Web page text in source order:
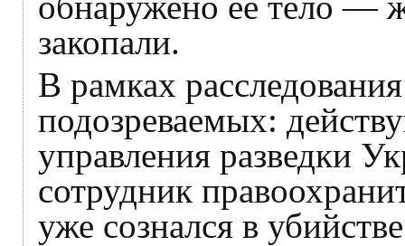
закопали.
В рамках
подозреваемых:
управления разведки
сотрудник
уже сознался в